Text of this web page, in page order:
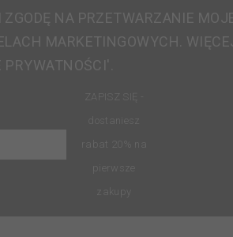
NA PRZETWARZANIE
MARKETINGOWYCH.
ZAPISZ SIĘ -
dostaniesz
rabat 20% na
pierwsze
zakupy